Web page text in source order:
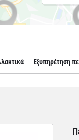
Εξυπηρέτηση